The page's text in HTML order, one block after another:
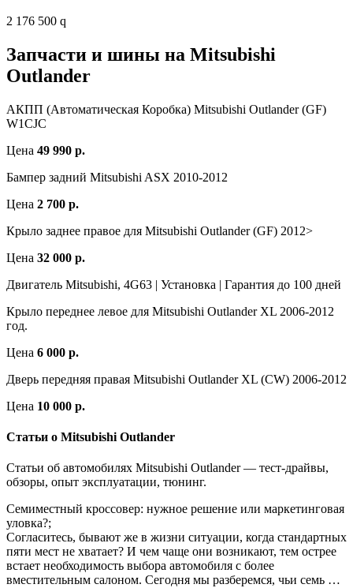
2 176 500 q
Запчасти и шины на Mitsubishi
Outlander
АКПП (Автоматическая Коробка) Mitsubishi Outlander (GF)
W1CJC
Цена 49 990 р.
Бампер задний Mitsubishi ASX 2010-2012
Цена 2 700 р.
Крыло заднее правое для Mitsubishi Outlander (GF) 2012>
Цена 32 000 р.
Двигатель Mitsubishi, 4G63 | Установка | Гарантия до 100 дней
Крыло переднее левое для Mitsubishi Outlander XL 2006-2012
год.
Цена 6 000 р.
Дверь передняя правая Mitsubishi Outlander XL (CW) 2006-2012
Цена 10 000 р.
Статьи о Mitsubishi Outlander
Статьи об автомобилях Mitsubishi Outlander — тест-драйвы,
обзоры, опыт эксплуатации, тюнинг.
Семиместный кроссовер: нужное решение или маркетинговая
уловка?;
Согласитесь, бывают же в жизни ситуации, когда стандартных
пяти мест не хватает? И чем чаще они возникают, тем острее
встает необходимость выбора автомобиля с более
вместительным салоном. Сегодня мы разберемся, чьи семь …